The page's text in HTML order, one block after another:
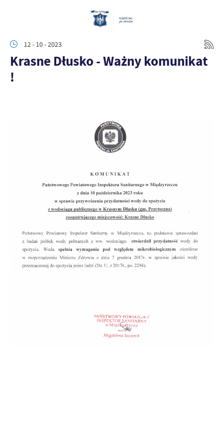
12 - 10 - 2023
Krasne Dłusko - Ważny komunikat
!